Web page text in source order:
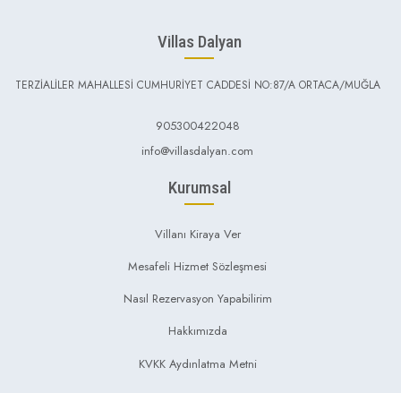
Villas Dalyan
TERZİALİLER MAHALLESİ CUMHURİYET CADDESİ NO:87/A ORTACA/MUĞLA
905300422048
info@villasdalyan.com
Kurumsal
Villanı Kiraya Ver
Mesafeli Hizmet Sözleşmesi
Nasıl Rezervasyon Yapabilirim
Hakkımızda
KVKK Aydınlatma Metni